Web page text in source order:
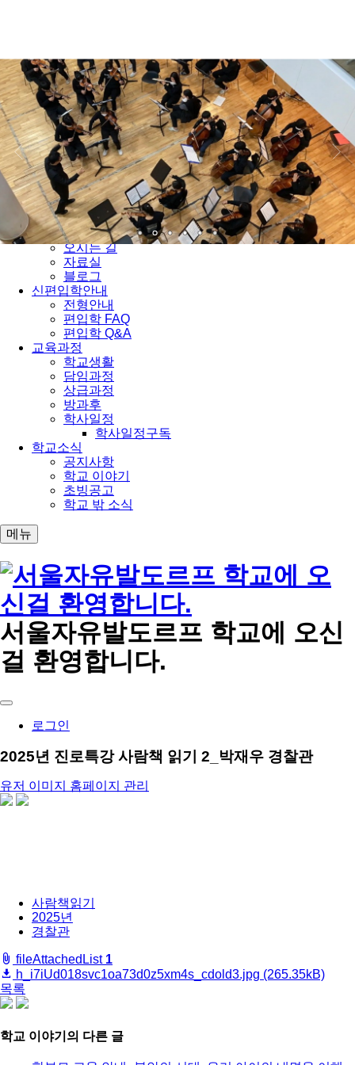
서울자유발도르프학교
학교소개
교육이념 및 교사 소개
오시는 길
자료실
블로그
신편입학안내
전형안내
편입학 FAQ
편입학 Q&A
교육과정
학교생활
담임과정
상급과정
방과후
학사일정
학사일정구독
학교소식
공지사항
학교 이야기
초빙공고
학교 밖 소식
메뉴
서울자유발도르프 학교에 오신
걸 환영합니다.
로그인
2025년 진로특강 사람책 읽기 2_박재우 경찰관
유저 이미지
홈페이지 관리
share
사람책읽기
2025년
경찰관
fileAttachedList 1
h_i7iUd018svc1oa73d0z5xm4s_cdold3.jpg (265.35kB)
목록
share
학교 이야기 의 다른 글